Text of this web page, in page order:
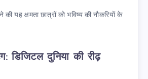
यह क्षमता छात्रों को भविष्य की नौकरियों के
डिजिटल दुनिया की रीढ़